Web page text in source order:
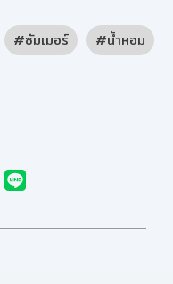
ซัมเมอร์ น้ำหอม